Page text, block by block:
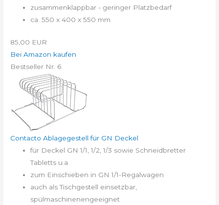
zusammenklappbar - geringer Platzbedarf
ca. 550 x 400 x 550 mm
85,00 EUR
Bei Amazon kaufen
Bestseller Nr. 6
Contacto Ablagegestell für GN Deckel
für Deckel GN 1/1, 1/2, 1/3 sowie Schneidbretter
Tabletts u.a
zum Einschieben in GN 1/1-Regalwagen
auch als Tischgestell einsetzbar,
spülmaschinenengeeignet